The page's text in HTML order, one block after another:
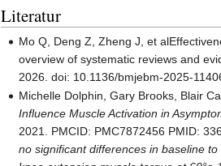
Literatur
Mo Q, Deng Z, Zheng J, et
overview of systematic reviews and
2026. doi: 10.1136/bmjebm-2025-
Michelle Dolphin, Gary Brooks, Blair
Influence Muscle Activation in
2021. PMCID: PMC7872456 PMID:
no significant differences in baseline